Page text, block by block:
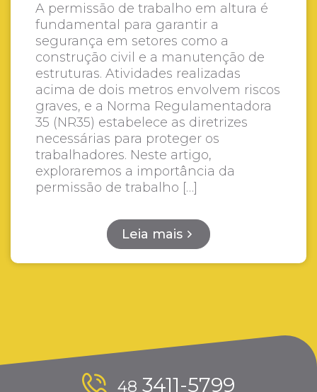
A permissão de trabalho em altura é
fundamental para garantir a
segurança em setores como a
construção civil e a manutenção de
estruturas. Atividades realizadas
acima de dois metros envolvem riscos
graves, e a Norma Regulamentadora
35 (NR35) estabelece as diretrizes
necessárias para proteger os
trabalhadores. Neste artigo,
exploraremos a importância da
permissão de trabalho […]
Leia mais
48 3411-5799